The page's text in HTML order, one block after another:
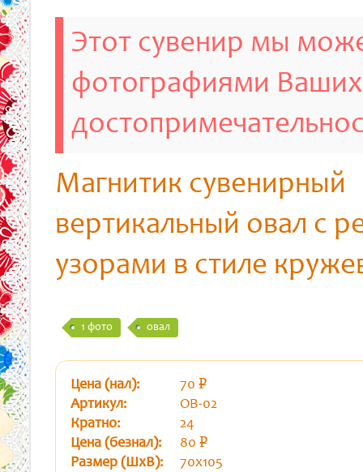
Этот сувенир мы
фотографиями Ваших
Магнитик сувенирный
вертикальный овал с
узорами в стиле
1 фото овал
Цена (нал): 70 p
Артикул:
ОВ-02
Кратно:
24
Цена (безнал):
80 p
Размер (ШхВ): 70х105